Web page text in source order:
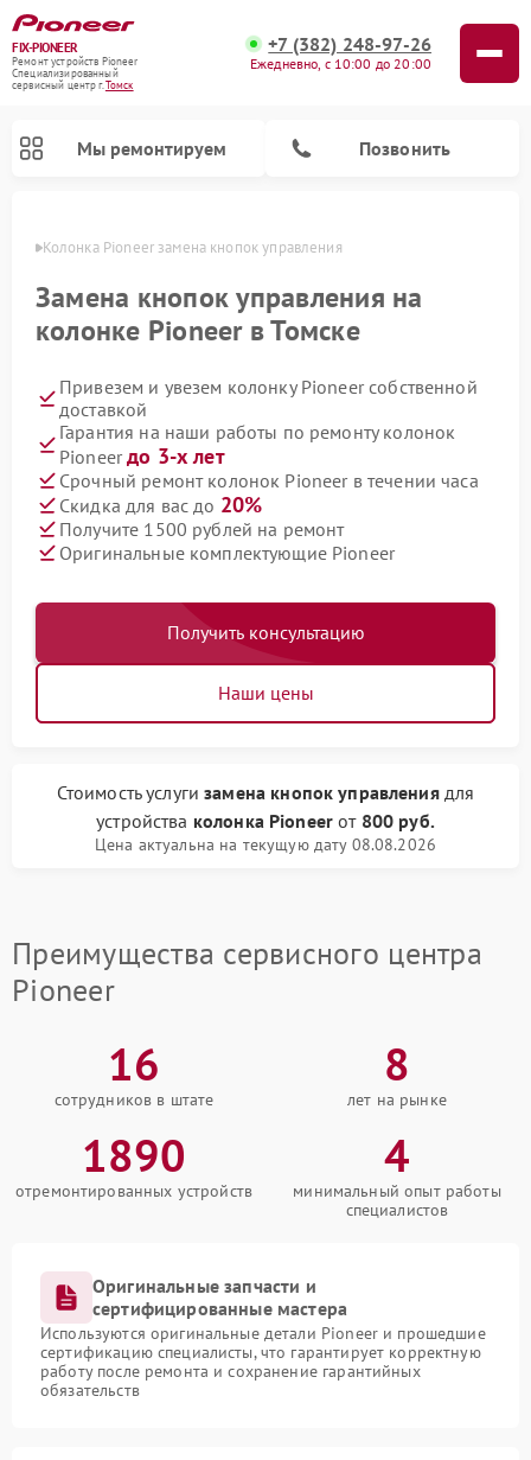
FIX-PIONEER
Ремонт устройств Pioneer
Специализированный
cервисный центр г.Томск
+7 (382) 248-97-26
Ежедневно, с 10:00 до 20:00
Мы ремонтируем Позвонить
Колонка Pioneer замена кнопок управления
Замена кнопок управления на
колонке Pioneer в Томске
Привезем и увезем колонку Pioneer собственной
доставкой
Гарантия на наши работы по ремонту колонок
Pioneerдо 3-х лет
Срочный ремонт колонок Pioneer в течении часа
Скидка для вас до 20%
Получите 1500 рублей на ремонт
Оригинальные комплектующие Pioneer
Получить консультацию
Наши цены
Стоимость услугизамена кнопок управлениядля
устройства колонка Pioneer от 800 руб.
Цена актуальна на текущую дату 08.08.2026
Преимущества сервисного центра
Pioneer
16
сотрудников в штате
8
лет на рынке
1890
отремонтированных устройств
4
минимальный опыт работы
специалистов
Оригинальные запчасти и
сертифицированные мастера
Используются оригинальные детали Pioneer и прошедшие
сертификацию специалисты, что гарантирует корректную
работу после ремонта и сохранение гарантийных
обязательств